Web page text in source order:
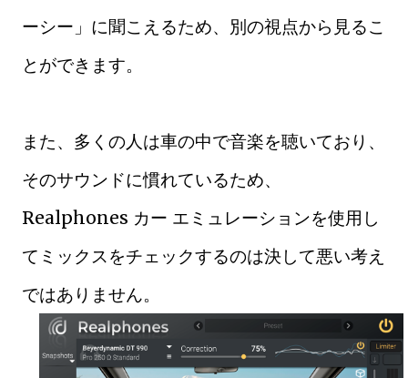
ーシー」に聞こえるため、別の視点から見るこ
とができます。
また、多くの人は車の中で音楽を聴いており、
そのサウンドに慣れているため、
Realphones カー エミュレーションを使用し
てミックスをチェックするのは決して悪い考え
ではありません。